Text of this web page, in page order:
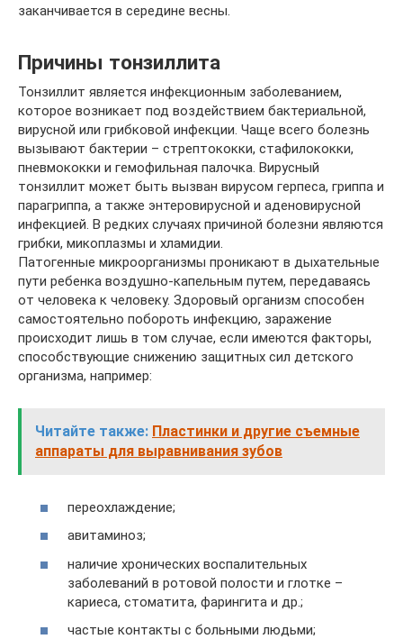
заканчивается в середине весны.
Причины тонзиллита
Тонзиллит является инфекционным заболеванием,
которое возникает под воздействием бактериальной,
вирусной или грибковой инфекции. Чаще всего болезнь
вызывают бактерии – стрептококки, стафилококки,
пневмококки и гемофильная палочка. Вирусный
тонзиллит может быть вызван вирусом герпеса, гриппа и
парагриппа, а также энтеровирусной и аденовирусной
инфекцией. В редких случаях причиной болезни являются
грибки, микоплазмы и хламидии.
Патогенные микроорганизмы проникают в дыхательные
пути ребенка воздушно-капельным путем, передаваясь
от человека к человеку. Здоровый организм способен
самостоятельно побороть инфекцию, заражение
происходит лишь в том случае, если имеются факторы,
способствующие снижению защитных сил детского
организма, например:
Читайте также: Пластинки и другие съемные
аппараты для выравнивания зубов
переохлаждение;
авитаминоз;
наличие хронических воспалительных
заболеваний в ротовой полости и глотке –
кариеса, стоматита, фарингита и др.;
частые контакты с больными людьми;